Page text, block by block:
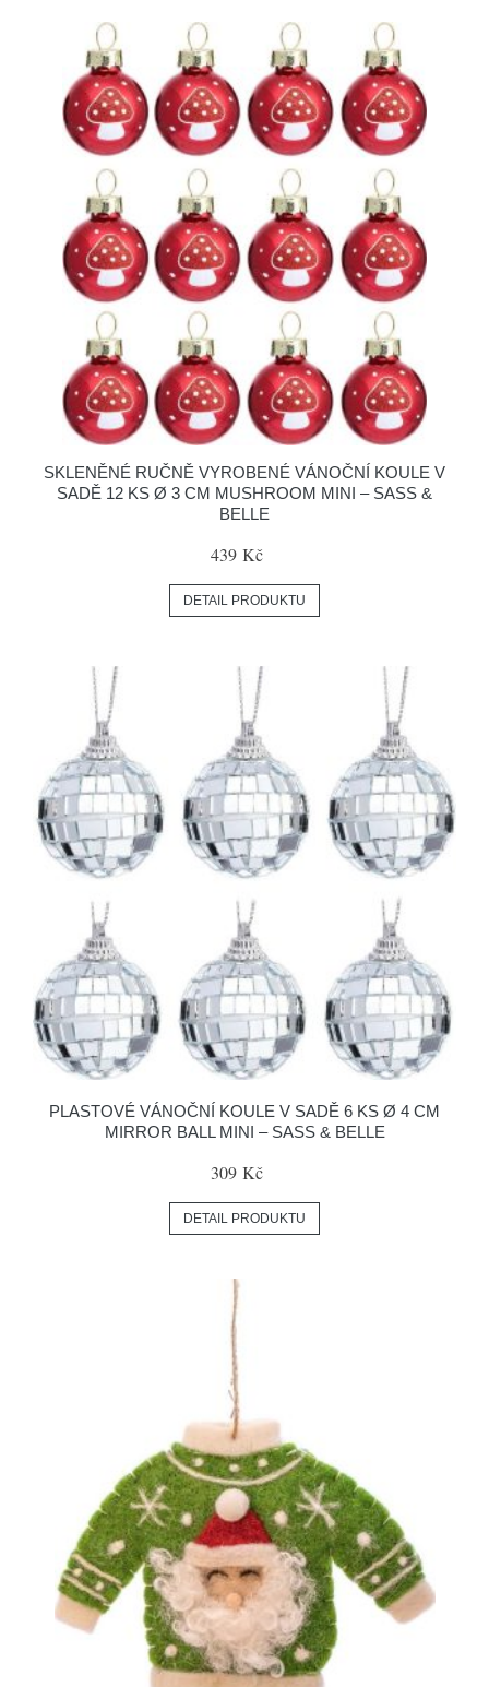
SKLENĚNÉ RUČNĚ VYROBENÉ VÁNOČNÍ KOULE V
SADĚ 12 KS Ø 3 CM MUSHROOM MINI – SASS &
BELLE
439 Kč
DETAIL PRODUKTU
PLASTOVÉ VÁNOČNÍ KOULE V SADĚ 6 KS Ø 4 CM
MIRROR BALL MINI – SASS & BELLE
309 Kč
DETAIL PRODUKTU